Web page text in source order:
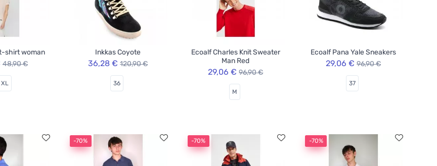
shirt woman
48,90 €
XL
Inkkas Coyote
36,28 € 120,90 €
36
Ecoalf Charles Knit Sweater
Man Red
29,06 € 96,90 €
M
Ecoalf Pana Yale Sneakers
29,06 € 96,90 €
37
-70% -70% -70%